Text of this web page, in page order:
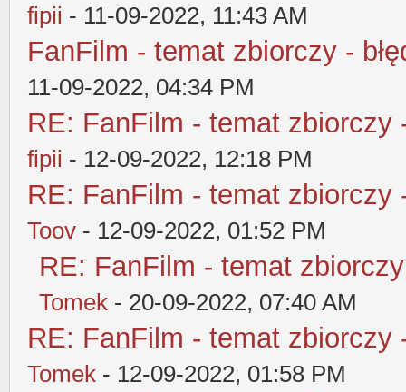
fipii - 11-09-2022, 11:43 AM
FanFilm - temat zbiorczy -
11-09-2022, 04:34 PM
RE: FanFilm - temat zbiorczy
fipii - 12-09-2022, 12:18 PM
RE: FanFilm - temat zbiorczy
Toov - 12-09-2022, 01:52 PM
RE: FanFilm - temat
Tomek - 20-09-2022, 07:40 AM
RE: FanFilm - temat zbiorczy
Tomek - 12-09-2022, 01:58 PM